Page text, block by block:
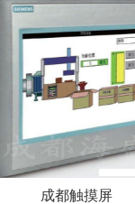
成都触摸屏